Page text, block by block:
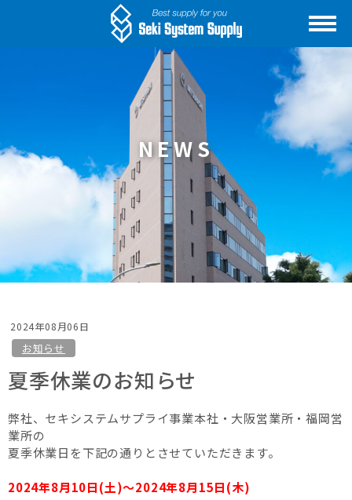
NEWS
2024年08月06日
お知らせ
夏季休業のお知らせ
弊社、セキシステムサプライ事業本社・大阪営業所・福岡営
業所の
夏季休業日を下記の通りとさせていただきます。
2024年8月10日(土)～2024年8月15日(木)